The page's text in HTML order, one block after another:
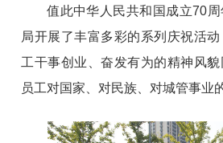
值此中华人民共和国成立70
局开展了丰富多彩的系列庆祝活
工干事创业、奋发有为的精神风
员工对国家、对民族、对城管事业